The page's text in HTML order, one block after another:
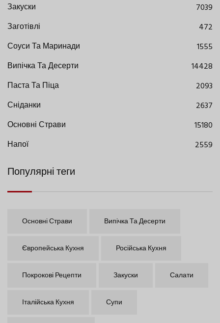
Закуски
7039
Заготівлі
472
Соуси Та Маринади
1555
Випічка Та Десерти
14428
Паста Та Піца
2093
Сніданки
2637
Основні Страви
15180
Напої
2559
Популярні теги
Основні Страви Випічка Та Десерти
Європейська Кухня Російська Кухня
Покрокові Рецепти Закуски Салати
Італійська Кухня Супи